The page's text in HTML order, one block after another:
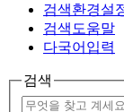
검색환경설
검색도움말
다국어입력
검색